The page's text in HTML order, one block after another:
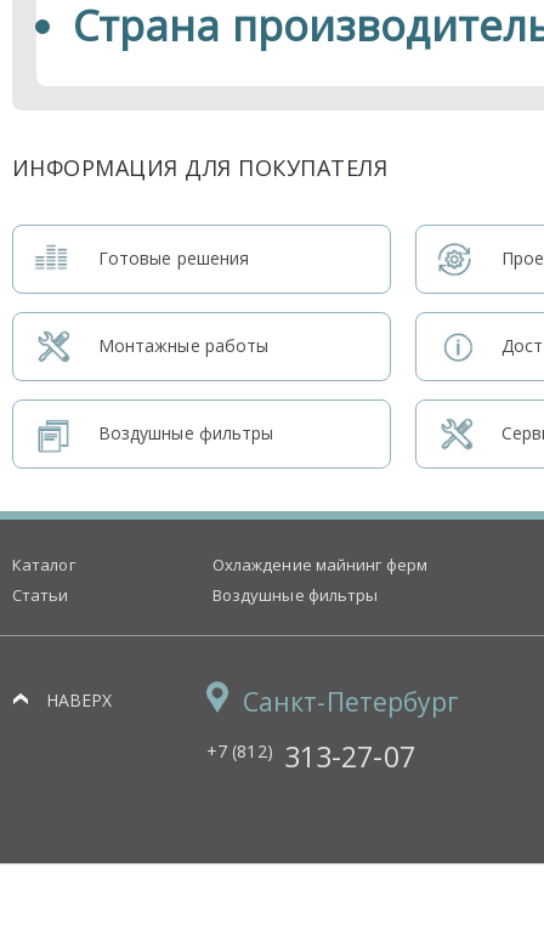
Страна
ИНФОРМАЦИЯ ДЛЯ ПОКУПАТЕЛЯ
Готовые решения
Монтажные работы
Воздушные фильтры
Каталог
Статьи
Охлаждение майнинг ферм
Воздушные фильтры
НАВЕРХ Санкт-Петербург
+7 (812) 313-27-07